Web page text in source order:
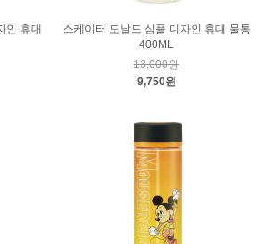
인 휴대
스케이터 도날드 심플 디자인 휴대 물통
400ML
13,000원
9,750원